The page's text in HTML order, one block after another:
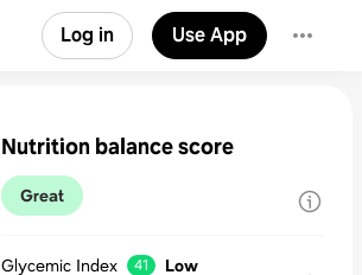
Log in Use App
Nutrition balance score
Great
Glycemic Index 41
Low